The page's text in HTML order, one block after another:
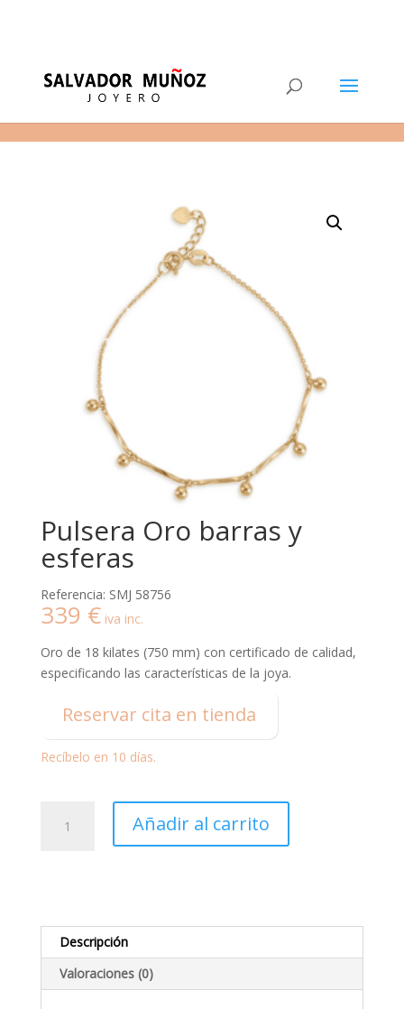
Pulsera Oro barras y
esferas
Referencia: SMJ 58756
339 € iva inc.
Oro de 18 kilates (750 mm) con certificado de calidad,
especificando las características de la joya.
Reservar cita en tienda
Recíbelo en 10 días.
Añadir al carrito
Descripción
Valoraciones (0)